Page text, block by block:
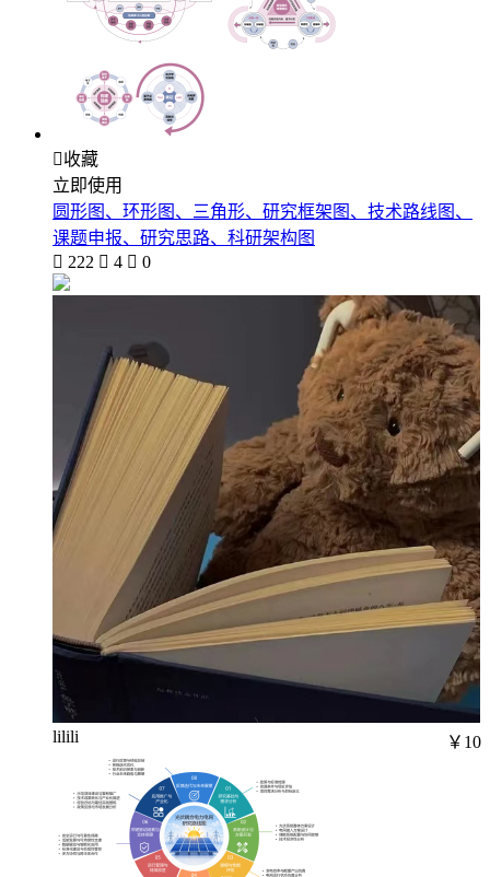
收藏
立即使用
圆形图、环形图、三角形、研究框架图、技术路线图、
课题申报、研究思路、科研架构图
 222  4  0
lilili ￥10